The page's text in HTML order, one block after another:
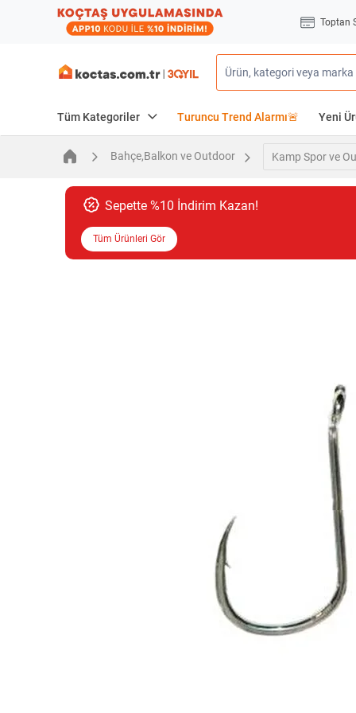
Toptan
Tüm Kategoriler Turuncu Trend Alarmı🚨 Yeni
Bahçe,Balkon ve Outdoor Kamp Spor ve
Sepette %10 İndirim Kazan!
Tüm Ürünleri Gör